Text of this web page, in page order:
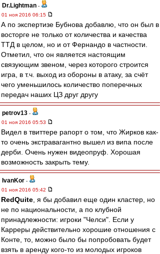
Dr.Lightman -
01 ноя 2016 06:15
А по экспертизе Бубнова добавлю, что он был в
восторге не только от количества и качества
ТТД в целом, но и от Фернандо в частности.
Отметил, что он является настоящим
связующим звеном, через которого строится
игра, в т.ч. выход из обороны в атаку, за счёт
чего уменьшилось количество поперечных
передач наших ЦЗ друг другу
petrov13 -
01 ноя 2016 05:53
Видел в твиттере рапорт о том, что Жирков как-
то очень экстравагантно вышел из випа после
дерби. Очень нужен видеопруф. Хорошая
возможность закрыть тему.
IvanKor -
01 ноя 2016 05:42
RedQuite , я бы добавил еще один кластер, но
не по национальности, а по клубной
принадлежности: игроки "Челси". Если у
Карреры действительно хорошие отношения с
Конте, то, можно было бы попробовать будет
взять в аренду кого-то из молодых игроков